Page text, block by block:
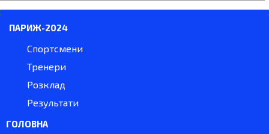
ПАРИЖ-2024
Спортсмени
Тренери
Розклад
Результати
ГОЛОВНА